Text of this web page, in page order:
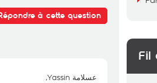
à cette question
عسلامة Yassin,
Fil